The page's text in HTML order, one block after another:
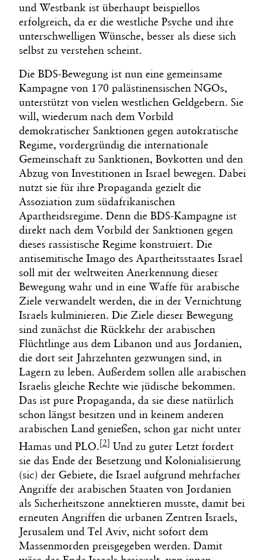
und Westbank ist überhaupt beispiellos
erfolgreich, da er die westliche Psyche und ihre
unterschwelligen Wünsche, besser als diese sich
selbst zu verstehen scheint.
Die BDS-Bewegung ist nun eine gemeinsame
Kampagne von 170 palästinensischen NGOs,
unterstützt von vielen westlichen Geldgebern. Sie
will, wiederum nach dem Vorbild
demokratischer Sanktionen gegen autokratische
Regime, vordergründig die internationale
Gemeinschaft zu Sanktionen, Boykotten und den
Abzug von Investitionen in Israel bewegen. Dabei
nutzt sie für ihre Propaganda gezielt die
Assoziation zum südafrikanischen
Apartheidsregime. Denn die BDS-Kampagne ist
direkt nach dem Vorbild der Sanktionen gegen
dieses rassistische Regime konstruiert. Die
antisemitische Imago des Apartheitsstaates Israel
soll mit der weltweiten Anerkennung dieser
Bewegung wahr und in eine Waffe für arabische
Ziele verwandelt werden, die in der Vernichtung
Israels kulminieren. Die Ziele dieser Bewegung
sind zunächst die Rückkehr der arabischen
Flüchtlinge aus dem Libanon und aus Jordanien,
die dort seit Jahrzehnten gezwungen sind, in
Lagern zu leben. Außerdem sollen alle arabischen
Israelis gleiche Rechte wie jüdische bekommen.
Das ist pure Propaganda, da sie diese natürlich
schon längst besitzen und in keinem anderen
arabischen Land genießen, schon gar nicht unter
Hamas und PLO.[2] Und zu guter Letzt fordert
sie das Ende der Besetzung und Kolonialisierung
(sic) der Gebiete, die Israel aufgrund mehrfacher
Angriffe der arabischen Staaten von Jordanien
als Sicherheitszone annektieren musste, damit bei
erneuten Angriffen die urbanen Zentren Israels,
Jerusalem und Tel Aviv, nicht sofort dem
Massenmorden preisgegeben werden. Damit